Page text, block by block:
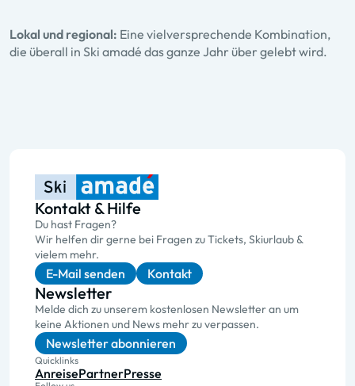
Lokal und regional: Eine vielversprechende Kombination,
die überall in Ski amadé das ganze Jahr über gelebt wird.
Kontakt & Hilfe
Du hast Fragen?
Wir helfen dir gerne bei Fragen zu Tickets, Skiurlaub &
vielem mehr.
E-Mail senden Kontakt
Newsletter
Melde dich zu unserem kostenlosen Newsletter an um
keine Aktionen und News mehr zu verpassen.
Newsletter abonnieren
Quicklinks
AnreisePartnerPresse